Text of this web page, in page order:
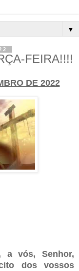
▼
FEIRA!!!!
DE 2022
vós, Senhor,
dos vossos